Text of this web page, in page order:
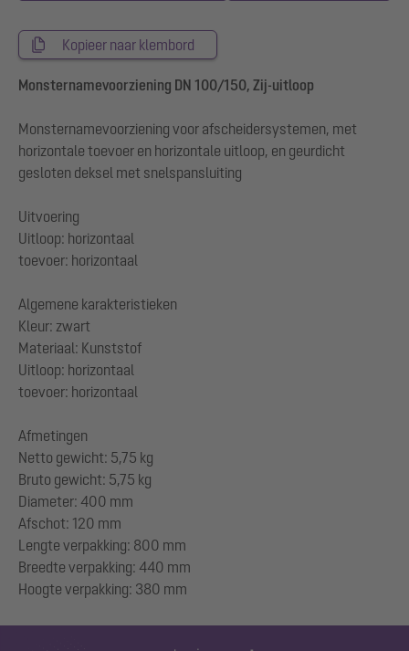
Kopieer naar klembord
Monsternamevoorziening DN 100/150, Zij-uitloop
Monsternamevoorziening voor afscheidersystemen, met
horizontale toevoer en horizontale uitloop, en geurdicht
gesloten deksel met snelspansluiting
Uitvoering
Uitloop: horizontaal
toevoer: horizontaal
Algemene karakteristieken
Kleur: zwart
Materiaal: Kunststof
Uitloop: horizontaal
toevoer: horizontaal
Afmetingen
Netto gewicht: 5,75 kg
Bruto gewicht: 5,75 kg
Diameter: 400 mm
Afschot: 120 mm
Lengte verpakking: 800 mm
Breedte verpakking: 440 mm